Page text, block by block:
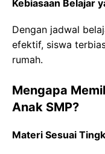
Kebiasaan Belajar
Dengan jadwal
efektif, siswa
rumah.
Mengapa
Anak SMP?
Materi Sesuai